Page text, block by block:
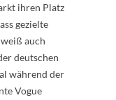
ihren Platz
gezielte
auch
deutschen
während der
Vogue